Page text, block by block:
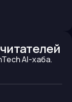
AI-хаба.